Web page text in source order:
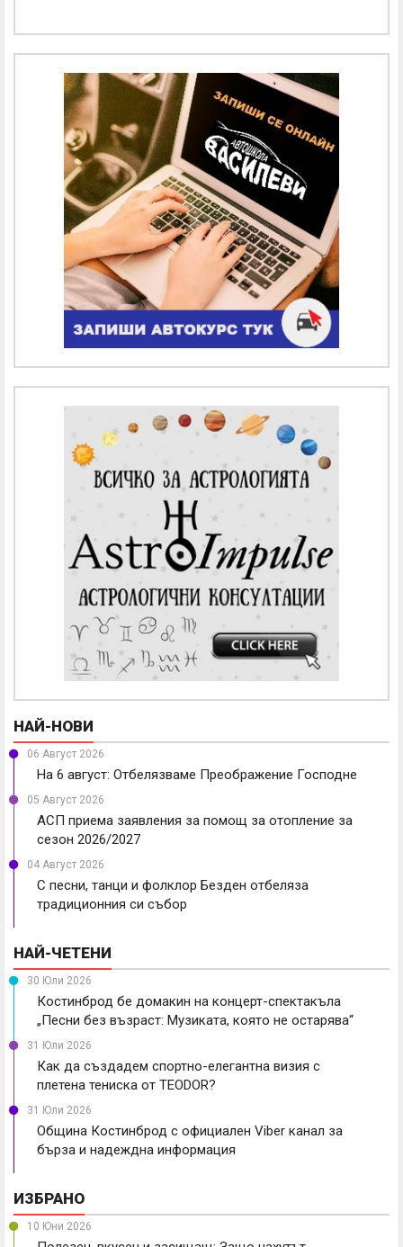
НАЙ-НОВИ
06 Август 2026
На 6 август: Отбелязваме Преображение Господне
05 Август 2026
АСП приема заявления за помощ за отопление за
сезон 2026/2027
04 Август 2026
С песни, танци и фолклор Безден отбеляза
традиционния си събор
НАЙ-ЧЕТЕНИ
30 Юли 2026
Костинброд бе домакин на концерт-спектакъла
„Песни без възраст: Музиката, която не остарява“
31 Юли 2026
Как да създадем спортно-елегантна визия с
плетена тениска от TEODOR?
31 Юли 2026
Община Костинброд с официален Viber канал за
бърза и надеждна информация
ИЗБРАНО
10 Юни 2026